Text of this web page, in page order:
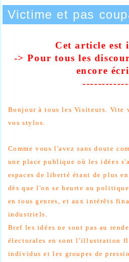
Victime et pas
Cet article est
-> Pour tous les
encore
Bonjour à tous les Visiteurs. Vite
vos stylos.
Comme vous l'avez sans doute
une place publique où les idées
espaces de liberté étant de plus
dès que l'on se heurte au
en tous genres, et aux intérêts
industriels.
Bref les idées ne sont pas au
électorales en sont l'illustration
individus et les groupes de